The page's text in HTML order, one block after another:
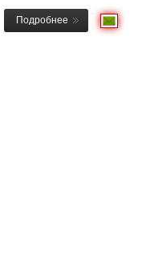
Подробнее